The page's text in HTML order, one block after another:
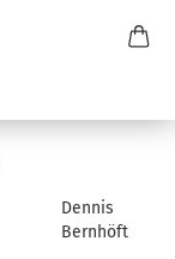
Dennis
Bernhöft